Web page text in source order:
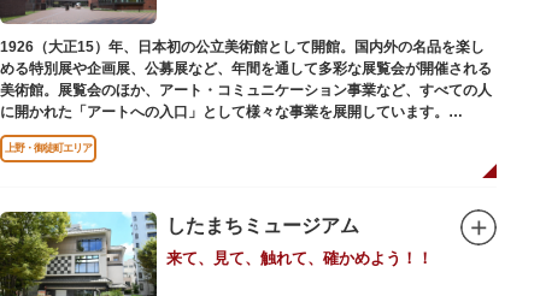
1926（大正15）年、日本初の公立美術館として開館。国内外の名品を楽し
める特別展や企画展、公募展など、年間を通して多彩な展覧会が開催される
美術館。展覧会のほか、アート・コミュニケーション事業など、すべての人
に開かれた「アートへの入口」として様々な事業を展開しています。
レストランやミュージアムショップも充実。開放的なガラス張りのレストラ
ンからは、美術館のプロムナードや四季折々の公園の景色を眺めることがで
能です（観覧料は展覧会によって異なります。展覧会のスケジュールや観覧
料等の詳細は公式サイトをご確認ください）。
専門のスタッフに子供を預け、ゆっくりと展覧会鑑賞を楽しめる託児サービ
ス「パパママデー（事前予約制）」や、個室スペースのある授乳室、ミルク
上野・御徒町エリア
したまちミュージアム
来て、見て、触れて、確かめよう！！